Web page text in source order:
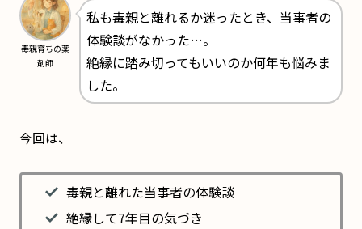
毒親育ちの薬
剤師
私も毒親と離れるか迷ったとき、当事者の
体験談がなかった…。
絶縁に踏み切ってもいいのか何年も悩みま
した。
今回は、
毒親と離れた当事者の体験談
絶縁して7年目の気づき